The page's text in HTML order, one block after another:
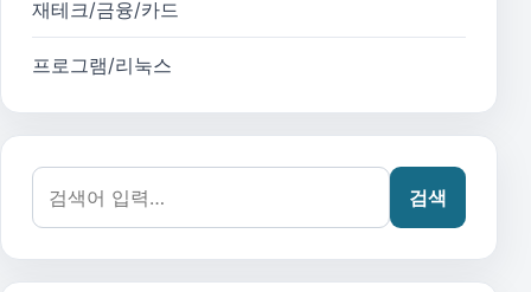
재테크/금융/카드
프로그램/리눅스
검색어:
검색